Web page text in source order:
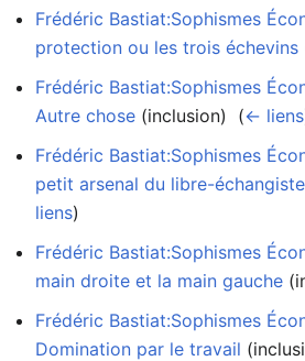
Frédéric Bastiat:Sophismes
protection ou les trois échevins
Frédéric Bastiat:Sophismes
Autre chose (inclusion) ‎ (← liens
Frédéric Bastiat:Sophismes
petit arsenal du libre-échangiste
liens)
Frédéric Bastiat:Sophismes
main droite et la main gauche
Frédéric Bastiat:Sophismes
Domination par le travail